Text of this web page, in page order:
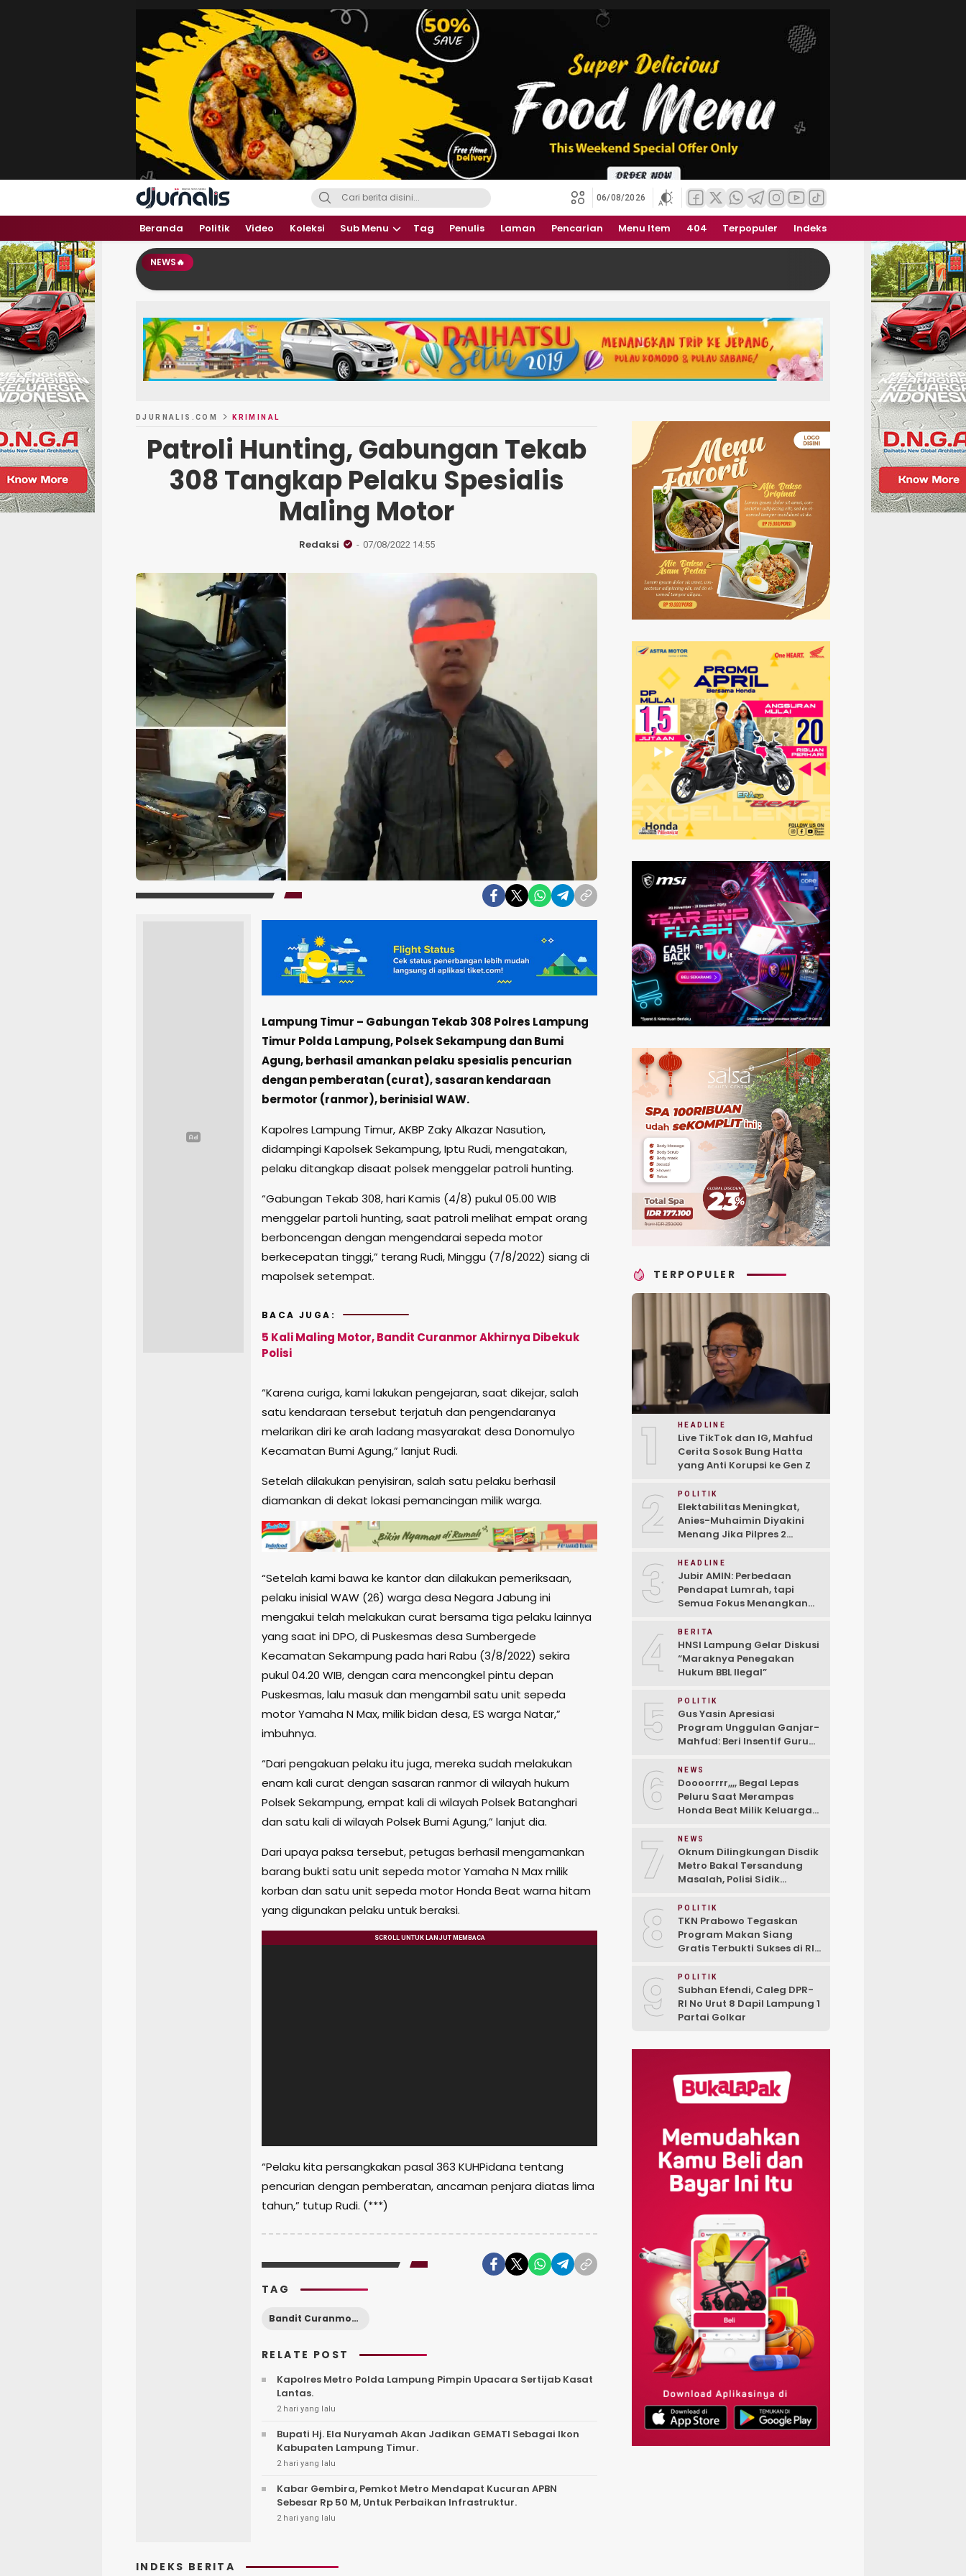
06/08/2026
Beranda Politik Video Koleksi Sub Menu Tag Penulis Laman Pencarian Menu Item 404 Terpopuler Indeks
NEWS🔥
DJURNALIS.COM KRIMINAL
Patroli Hunting, Gabungan Tekab
308 Tangkap Pelaku Spesialis
Maling Motor
Redaksi 07/08/2022 14:55
Lampung Timur – Gabungan Tekab 308 Polres Lampung
Timur Polda Lampung, Polsek Sekampung dan Bumi
Agung, berhasil amankan pelaku spesialis pencurian
dengan pemberatan (curat), sasaran kendaraan
bermotor (ranmor), berinisial WAW.
Kapolres Lampung Timur, AKBP Zaky Alkazar Nasution,
didampingi Kapolsek Sekampung, Iptu Rudi, mengatakan,
pelaku ditangkap disaat polsek menggelar patroli hunting.
“Gabungan Tekab 308, hari Kamis (4/8) pukul 05.00 WIB
menggelar partoli hunting, saat patroli melihat empat orang
berboncengan dengan mengendarai sepeda motor
berkecepatan tinggi,” terang Rudi, Minggu (7/8/2022) siang di
mapolsek setempat.
BACA JUGA:
5 Kali Maling Motor, Bandit Curanmor Akhirnya Dibekuk
Polisi
“Karena curiga, kami lakukan pengejaran, saat dikejar, salah
satu kendaraan tersebut terjatuh dan pengendaranya
melarikan diri ke arah ladang masyarakat desa Donomulyo
Kecamatan Bumi Agung,” lanjut Rudi.
Setelah dilakukan penyisiran, salah satu pelaku berhasil
diamankan di dekat lokasi pemancingan milik warga.
“Setelah kami bawa ke kantor dan dilakukan pemeriksaan,
pelaku inisial WAW (26) warga desa Negara Jabung ini
mengakui telah melakukan curat bersama tiga pelaku lainnya
yang saat ini DPO, di Puskesmas desa Sumbergede
Kecamatan Sekampung pada hari Rabu (3/8/2022) sekira
pukul 04.20 WIB, dengan cara mencongkel pintu depan
Puskesmas, lalu masuk dan mengambil satu unit sepeda
motor Yamaha N Max, milik bidan desa, ES warga Natar,”
imbuhnya.
“Dari pengakuan pelaku itu juga, mereka sudah melakukan
enam kali curat dengan sasaran ranmor di wilayah hukum
Polsek Sekampung, empat kali di wilayah Polsek Batanghari
dan satu kali di wilayah Polsek Bumi Agung,” lanjut dia.
Dari upaya paksa tersebut, petugas berhasil mengamankan
barang bukti satu unit sepeda motor Yamaha N Max milik
korban dan satu unit sepeda motor Honda Beat warna hitam
yang digunakan pelaku untuk beraksi.
“Pelaku kita persangkakan pasal 363 KUHPidana tentang
pencurian dengan pemberatan, ancaman penjara diatas lima
tahun,” tutup Rudi. (***)
TAG
Bandit Curanmor Lampung Timur Ditangkap Polisi
RELATE POST
Kapolres Metro Polda Lampung Pimpin Upacara Sertijab Kasat
Lantas.
2 hari yang lalu
Bupati Hj. Ela Nuryamah Akan Jadikan GEMATI Sebagai Ikon
Kabupaten Lampung Timur.
2 hari yang lalu
Kabar Gembira, Pemkot Metro Mendapat Kucuran APBN
Sebesar Rp 50 M, Untuk Perbaikan Infrastruktur.
2 hari yang lalu
INDEKS BERITA
TERPOPULER
1 HEADLINE
Live TikTok dan IG, Mahfud
Cerita Sosok Bung Hatta
yang Anti Korupsi ke Gen Z
2 POLITIK
Elektabilitas Meningkat,
Anies-Muhaimin Diyakini
Menang Jika Pilpres 2
3 HEADLINE
Jubir AMIN: Perbedaan
Pendapat Lumrah, tapi
Semua Fokus Menangkan
4 BERITA
HNSI Lampung Gelar Diskusi
“Maraknya Penegakan
Hukum BBL Ilegal”
5 POLITIK
Gus Yasin Apresiasi
Program Unggulan Ganjar-
Mahfud: Beri Insentif Guru
6 NEWS
Doooorrrr,,,, Begal Lepas
Peluru Saat Merampas
Honda Beat Milik Keluarga
7 NEWS
Oknum Dilingkungan Disdik
Metro Bakal Tersandung
Masalah, Polisi Sidik
Rupiah Dana BOP PAUD.
8 POLITIK
TKN Prabowo Tegaskan
Program Makan Siang
Gratis Terbukti Sukses di RI-
9 POLITIK
Subhan Efendi, Caleg DPR-
RI No Urut 8 Dapil Lampung 1
Partai Golkar